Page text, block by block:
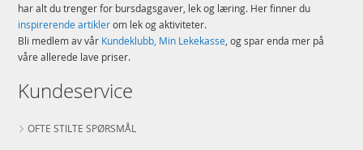
har alt du trenger for bursdagsgaver, lek og læring. Her finner du
inspirerende artiklerom lek og aktiviteter.
Bli medlem av vår Kundeklubb, Min Lekekasse, og spar enda mer på
våre allerede lave priser.
Kundeservice
OFTE STILTE SPØRSMÅL